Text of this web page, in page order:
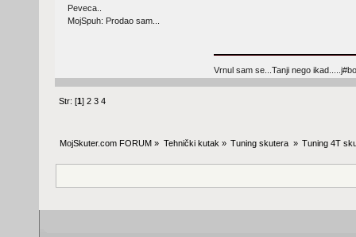
Peveca..
MojSpuh: Prodao sam...
Vrnul sam se...Tanji nego
Str: [1]2 3 4
MojSkuter.com FORUM » Tehnički kutak» Tuning skutera » Tuning 4T